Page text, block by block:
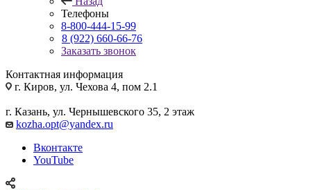
Телефоны
8-800-444-15-99
8 (922) 660-66-76
Заказать звонок
Контактная информация
г. Киров, ул. Чехова 4, пом 2.1
г. Казань, ул. Чернышевского 35, 2 этаж
kozha.opt@yandex.ru
Вконтакте
YouTube